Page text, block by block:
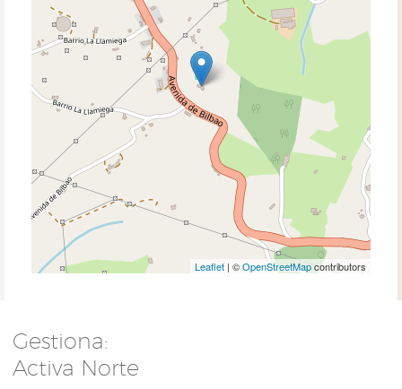
Leaflet | ©OpenStreetMapcontributors
Gestiona:
Activa Norte